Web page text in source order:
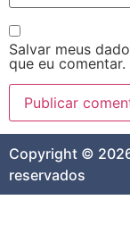
Salvar meus
que eu comentar.
Copyright ©
reservados